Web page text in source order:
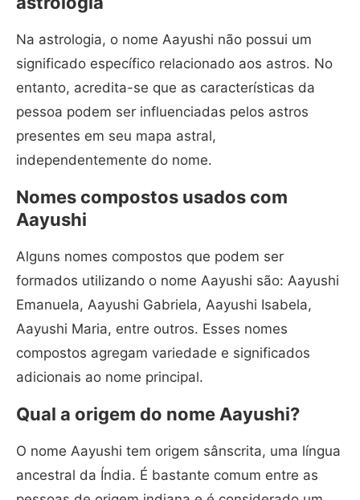
Na astrologia, o nome Aayushi não possui um
significado específico relacionado aos astros. No
entanto, acredita-se que as características da
pessoa podem ser influenciadas pelos astros
presentes em seu mapa astral,
independentemente do nome.
Nomes compostos usados com
Aayushi
Alguns nomes compostos que podem ser
formados utilizando o nome Aayushi são: Aayushi
Emanuela, Aayushi Gabriela, Aayushi Isabela,
Aayushi Maria, entre outros. Esses nomes
compostos agregam variedade e significados
adicionais ao nome principal.
Qual a origem do nome Aayushi?
O nome Aayushi tem origem sânscrita, uma língua
ancestral da Índia. É bastante comum entre as